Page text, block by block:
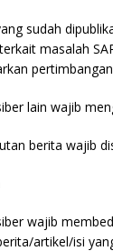
sudah
masalah
lain wajib
berita wajib
wajib
artikel/isi